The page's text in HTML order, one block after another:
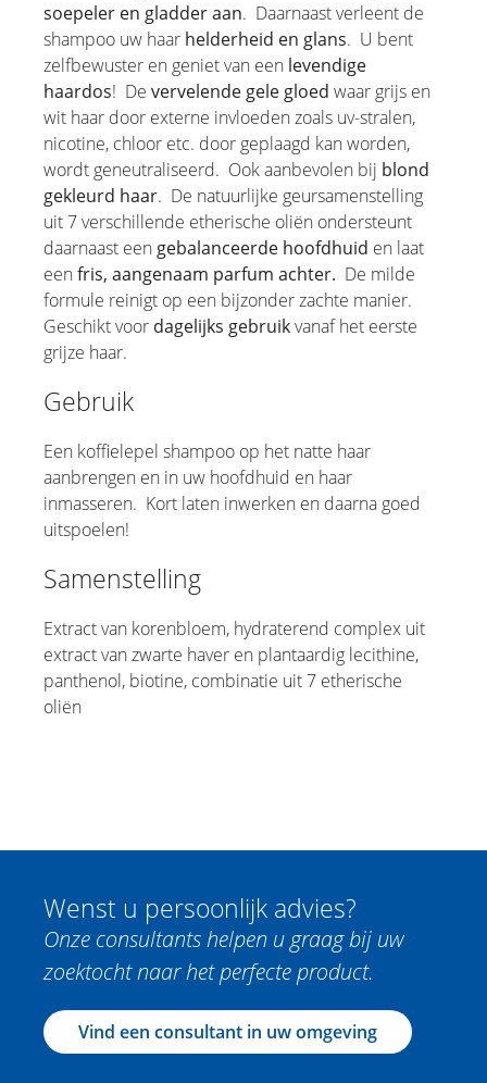
soepeler en gladder aan. Daarnaast verleent de
shampoo uw haar helderheid en glans. U bent
zelfbewuster en geniet van een levendige
haardos! De vervelende gele gloed waar grijs en
wit haar door externe invloeden zoals uv-stralen,
nicotine, chloor etc. door geplaagd kan worden,
wordt geneutraliseerd. Ook aanbevolen bij blond
gekleurd haar. De natuurlijke geursamenstelling
uit 7 verschillende etherische oliën ondersteunt
daarnaast een gebalanceerde hoofdhuid en laat
eenfris, aangenaam parfum achter. De milde
formule reinigt op een bijzonder zachte manier.
Geschikt voor dagelijks gebruikvanaf het eerste
grijze haar.
Gebruik
Een koffielepel shampoo op het natte haar
aanbrengen en in uw hoofdhuid en haar
inmasseren. Kort laten inwerken en daarna goed
uitspoelen!
Samenstelling
Extract van korenbloem, hydraterend complex uit
extract van zwarte haver en plantaardig lecithine,
panthenol, biotine, combinatie uit 7 etherische
oliën
Wenst u persoonlijk advies?
Onze consultants helpen u graag bij uw
zoektocht naar het perfecte product.
Vind een consultant in uw omgeving